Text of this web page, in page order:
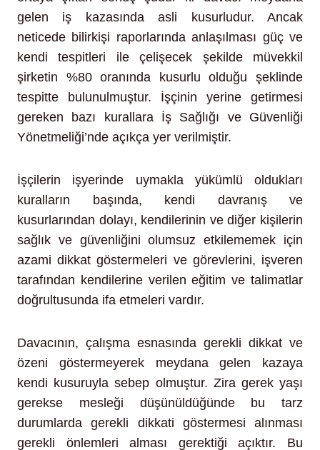
gelen iş kazasında asli kusurludur. Ancak
neticede bilirkişi raporlarında anlaşılması güç ve
kendi tespitleri ile çelişecek şekilde müvekkil
şirketin %80 oranında kusurlu olduğu şeklinde
tespitte bulunulmuştur. İşçinin yerine getirmesi
gereken bazı kurallara İş Sağlığı ve Güvenliği
Yönetmeliği’nde açıkça yer verilmiştir.
İşçilerin işyerinde uymakla yükümlü oldukları
kuralların başında, kendi davranış ve
kusurlarından dolayı, kendilerinin ve diğer kişilerin
sağlık ve güvenliğini olumsuz etkilememek için
azami dikkat göstermeleri ve görevlerini, işveren
tarafından kendilerine verilen eğitim ve talimatlar
doğrultusunda ifa etmeleri vardır.
Davacının, çalışma esnasında gerekli dikkat ve
özeni göstermeyerek meydana gelen kazaya
kendi kusuruyla sebep olmuştur. Zira gerek yaşı
gerekse mesleği düşünüldüğünde bu tarz
durumlarda gerekli dikkati göstermesi alınması
gerekli önlemleri alması gerektiği açıktır. Bu